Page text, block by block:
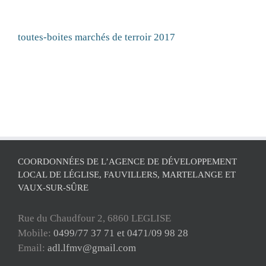
toutes-boites marchés de terroir 2017
COORDONNÉES DE L’AGENCE DE DÉVELOPPEMENT
LOCAL DE LÉGLISE, FAUVILLERS, MARTELANGE ET
VAUX-SUR-SÛRE
Rue du Chaudfour 2, 6860 LEGLISE
Mobile: 0499/77 37 71 et 0471/09 98 28
Email: adl.lfmv@gmail.com